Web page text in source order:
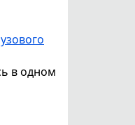
в одном